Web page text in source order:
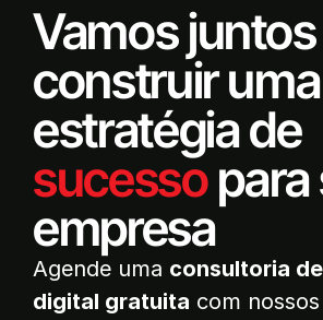
Vamos juntos
construir uma
estratégia de
sucessopara
empresa
Agende uma consultoria
digital gratuita com